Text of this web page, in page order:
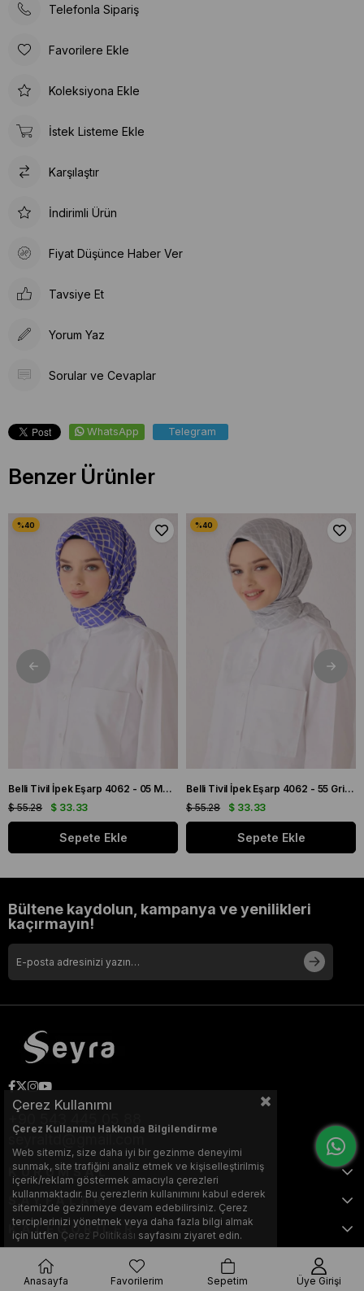
Telefonla Sipariş
Favorilere Ekle
Koleksiyona Ekle
İstek Listeme Ekle
Karşılaştır
İndirimli Ürün
Fiyat Düşünce Haber Ver
Tavsiye Et
Yorum Yaz
Sorular ve Cevaplar
WhatsApp Telegram
Benzer Ürünler
Belli Tivil İpek Eşarp 4062 - 05 Mor Karışık Desen
$ 33.33
$ 55.28
Sepete Ekle
Belli Tivil İpek Eşarp 4062 - 55 Gri Karışık Desen
$ 33.33
$ 55.28
Sepete Ekle
Bültene kaydolun, kampanya ve yenilikleri
kaçırmayın!
seyraltd@gmail.com
KURUMSAL
SAYFALAR
KATEGORİLER
Bu web sitesi, Nihat KILIÇARSLAN tarafından tasarlanmış ve optimize
Çerez Kullanımı
Çerez Kullanımı Hakkında Bilgilendirme
Web sitemiz, size daha iyi bir gezinme deneyimi
sunmak, site trafiğini analiz etmek ve kişiselleştirilmiş
içerik/reklam göstermek amacıyla çerezleri
kullanmaktadır. Bu çerezlerin kullanımını kabul ederek
sitemizde gezinmeye devam edebilirsiniz. Çerez
terciplerinizi yönetmek veya daha fazla bilgi almak
için lütfen Çerez Politikası sayfasını ziyaret edin.
Anasayfa Favorilerim Sepetim Üye Girişi